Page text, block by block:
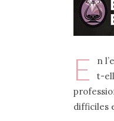
E
n
t-
difficiles